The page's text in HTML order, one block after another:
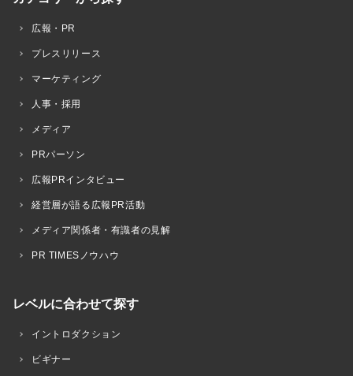
広報・PR
プレスリリース
マーケティング
人事・採用
メディア
PRパーソン
広報PRインタビュー
経営層が語る広報PR活動
メディア関係者・有識者の見解
PR TIMESノウハウ
レベルに合わせて探す
イントロダクション
ビギナー